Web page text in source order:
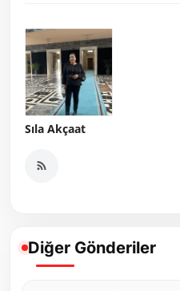
Sıla Akçaat
Diğer Gönderiler